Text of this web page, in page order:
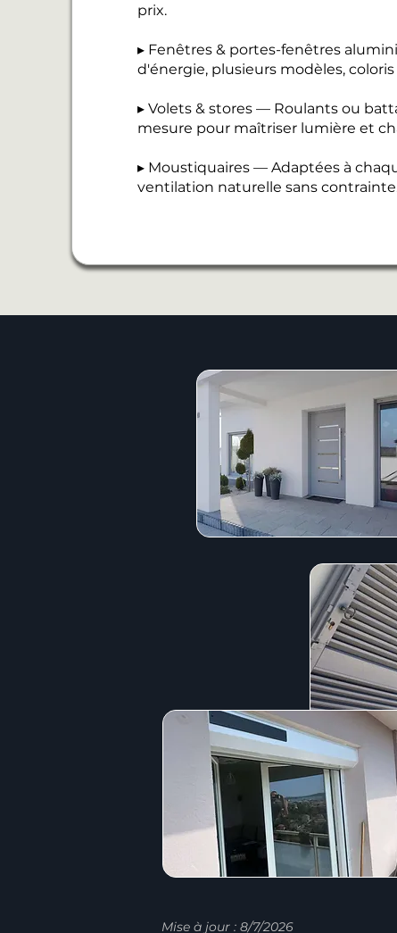
prix.
▸ Fenêtres & portes-fenêtres
d'énergie, plusieurs modèles,
▸ Volets & stores — Roulants ou
mesure pour maîtriser lumière et
▸ Moustiquaires — Adaptées à
ventilation naturelle sans
Mise à jour : 8/7/2026